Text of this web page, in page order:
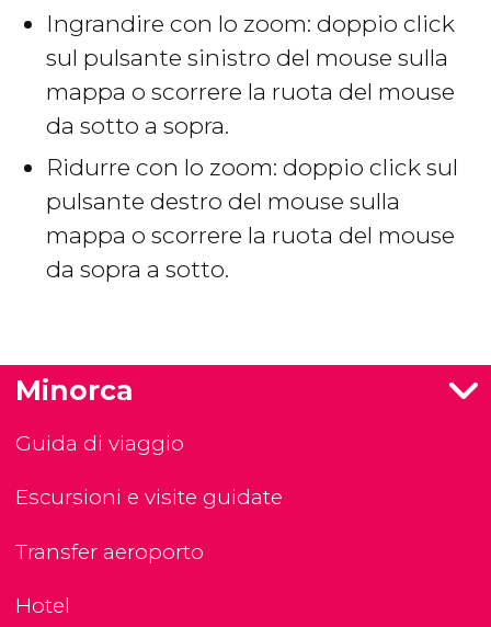
Ingrandire con lo zoom: doppio click
sul pulsante sinistro del mouse sulla
mappa o scorrere la ruota del mouse
da sotto a sopra.
Ridurre con lo zoom: doppio click sul
pulsante destro del mouse sulla
mappa o scorrere la ruota del mouse
da sopra a sotto.
Minorca
Guida di viaggio
Escursioni e visite guidate
Transfer aeroporto
Hotel